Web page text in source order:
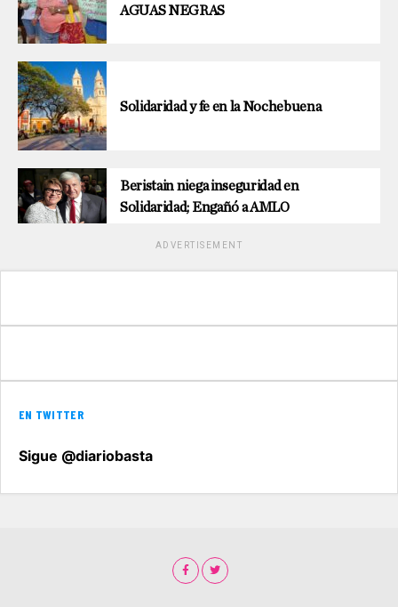
AGUAS NEGRAS
Solidaridad y fe en la Nochebuena
Beristain niega inseguridad en
Solidaridad; Engañó a AMLO
ADVERTISEMENT
EN TWITTER
Sigue @diariobasta